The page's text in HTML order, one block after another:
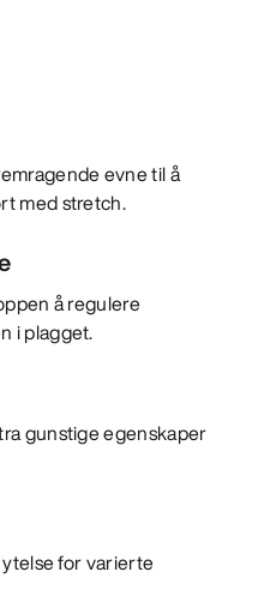
evne til å
med stretch.
å regulere
i plagget.
gunstige egenskaper
for varierte